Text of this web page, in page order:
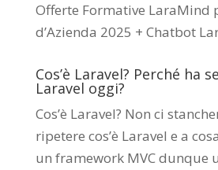
Offerte Formative LaraMind
d’Azienda 2025 + Chatbot
Cos’è Laravel? Perché ha
Laravel oggi?
Cos’è Laravel? Non ci
ripetere cos’è Laravel e a
un framework MVC dunque